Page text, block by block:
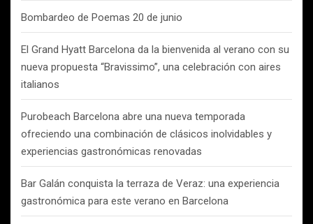
Bombardeo de Poemas 20 de junio
El Grand Hyatt Barcelona da la bienvenida al verano con su
nueva propuesta “Bravissimo”, una celebración con aires
italianos
Purobeach Barcelona abre una nueva temporada
ofreciendo una combinación de clásicos inolvidables y
experiencias gastronómicas renovadas
Bar Galán conquista la terraza de Veraz: una experiencia
gastronómica para este verano en Barcelona